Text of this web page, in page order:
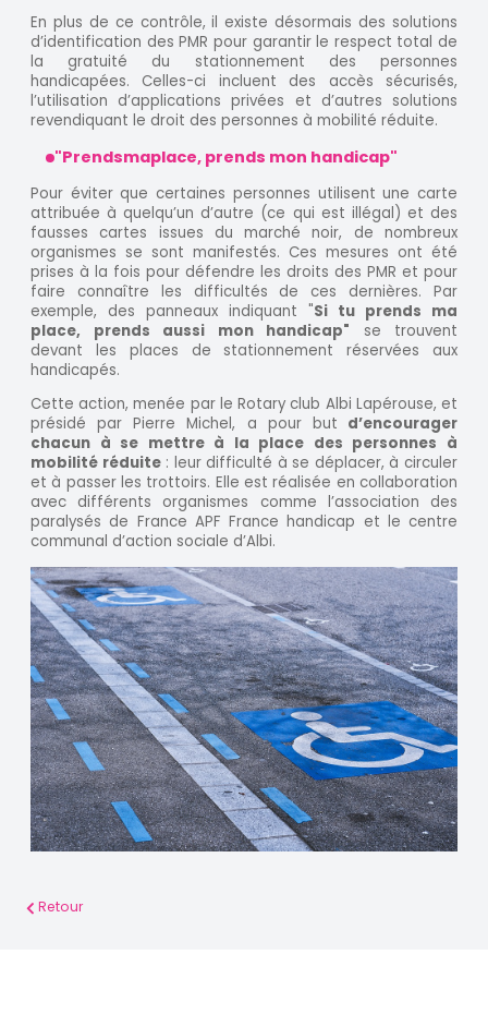
En plus de ce contrôle, il existe désormais des solutions
d’identification des PMR pour garantir le respect total de
la gratuité du stationnement des personnes
handicapées. Celles-ci incluent des accès sécurisés,
l’utilisation d’applications privées et d’autres solutions
revendiquant le droit des personnes à mobilité réduite.
"Prendsmaplace, prends mon handicap"
Pour éviter que certaines personnes utilisent une carte
attribuée à quelqu’un d’autre (ce qui est illégal) et des
fausses cartes issues du marché noir, de nombreux
organismes se sont manifestés. Ces mesures ont été
prises à la fois pour défendre les droits des PMR et pour
faire connaître les difficultés de ces dernières. Par
exemple, des panneaux indiquant "Si tu prends ma
place, prends aussi mon handicap" se trouvent
devant les places de stationnement réservées aux
handicapés.
Cette action, menée par le Rotary club Albi Lapérouse, et
présidé par Pierre Michel, a pour but d’encourager
chacun à se mettre à la place des personnes à
mobilité réduite: leur difficulté à se déplacer, à circuler
et à passer les trottoirs. Elle est réalisée en collaboration
avec différents organismes comme l’association des
paralysés de France APF France handicap et le centre
communal d’action sociale d’Albi.
Retour